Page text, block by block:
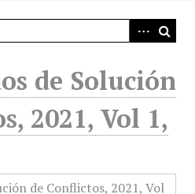
de Solución
2021, Vol 1,